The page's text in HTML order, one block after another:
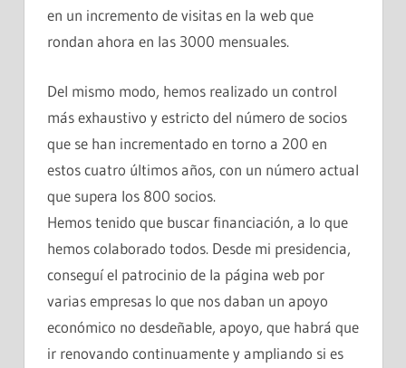
en un incremento de visitas en la web que
rondan ahora en las 3000 mensuales.
Del mismo modo, hemos realizado un control
más exhaustivo y estricto del número de socios
que se han incrementado en torno a 200 en
estos cuatro últimos años, con un número actual
que supera los 800 socios.
Hemos tenido que buscar financiación, a lo que
hemos colaborado todos. Desde mi presidencia,
conseguí el patrocinio de la página web por
varias empresas lo que nos daban un apoyo
económico no desdeñable, apoyo, que habrá que
ir renovando continuamente y ampliando si es